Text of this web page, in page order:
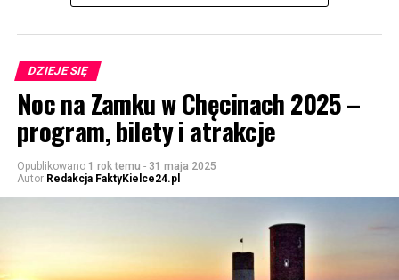
DZIEJE SIĘ
Noc na Zamku w Chęcinach 2025 –
program, bilety i atrakcje
Opublikowano 1 rok temu - 31 maja 2025
Autor Redakcja FaktyKielce24.pl